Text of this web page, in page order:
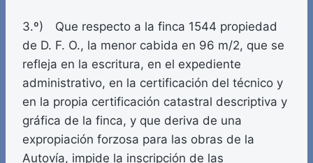
3.º) Que respecto a la finca 1544 propiedad
de D. F. O., la menor cabida en 96 m/2, que se
refleja en la escritura, en el expediente
administrativo, en la certificación del técnico y
en la propia certificación catastral descriptiva y
gráfica de la finca, y que deriva de una
expropiación forzosa para las obras de la
Autovía, impide la inscripción de las